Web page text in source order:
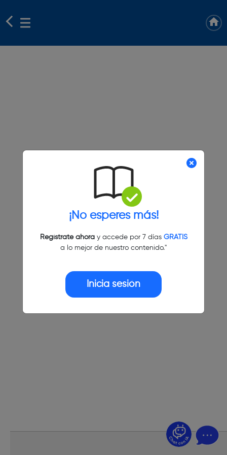
¡No esperes más!
Regístrate ahoray accede por 7 días GRATIS
a lo mejor de nuestro contenido."
Inicia sesión